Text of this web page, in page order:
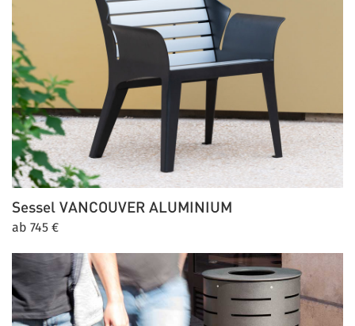
Sessel VANCOUVER ALUMINIUM
ab 745 €